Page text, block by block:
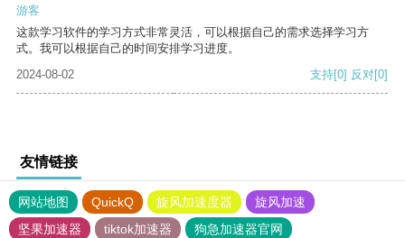
游客
这款学习软件的学习方式非常灵活，可以根据自己的需求选择学习方
式。我可以根据自己的时间安排学习进度。
2024-08-02
支持[0] 反对[0]
友情链接
网站地图 QuickQ 旋风加速度器
旋风加速
坚果加速器
tiktok加速器
狗急加速器官网